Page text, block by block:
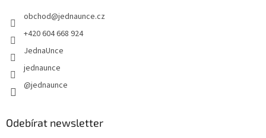
obchod@jednaunce.cz
+420 604 668 924
JednaUnce
jednaunce
@jednaunce
Odebírat newsletter